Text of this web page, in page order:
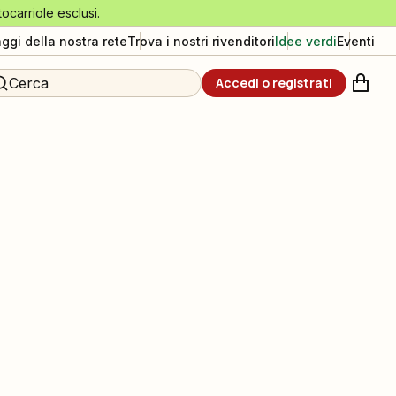
esclusi.
della nostra reteTrova i nostri rivenditoriIdee verdiEventi
Cerca Accedi o registrati